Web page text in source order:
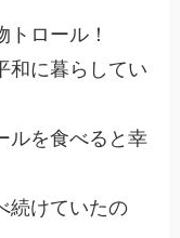
ロール！
和に暮らしてい
ルを食べると幸
続けていたの